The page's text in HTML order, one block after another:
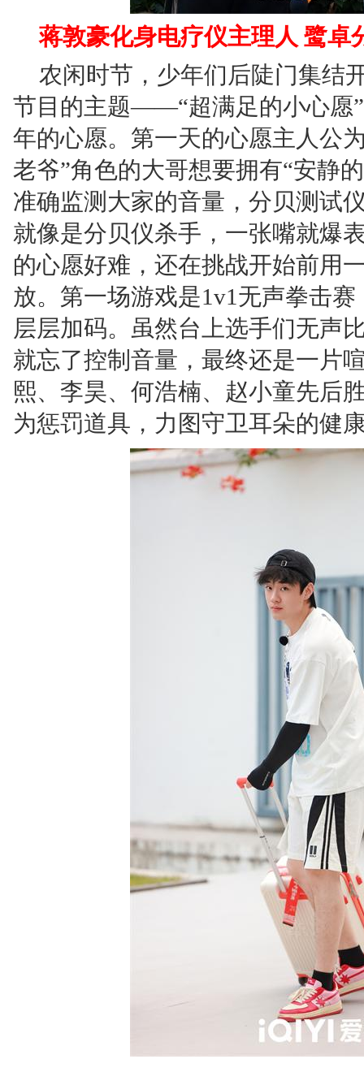
蒋敦豪化身电疗仪主理人 鹭卓
农闲时节，少年们后陡门集结
节目的主题——“超满足的小心愿
年的心愿。第一天的心愿主人公
老爷”角色的大哥想要拥有“安静
准确监测大家的音量，分贝测试
就像是分贝仪杀手，一张嘴就爆
的心愿好难，还在挑战开始前用
放。第一场游戏是1v1无声拳击
层层加码。虽然台上选手们无声
就忘了控制音量，最终还是一片
熙、李昊、何浩楠、赵小童先后
为惩罚道具，力图守卫耳朵的健